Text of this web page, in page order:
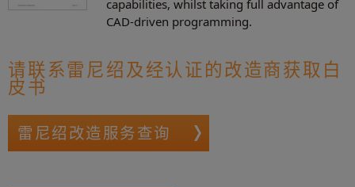
capabilities, whilst taking full advantage of
CAD-driven programming.
请联系雷尼绍及经认证的改造商获取白
皮书
雷尼绍改造服务查询